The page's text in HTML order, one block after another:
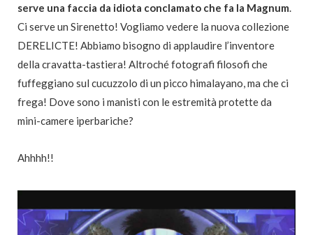
serve una faccia da idiota conclamato che fa la Magnum.
Ci serve un Sirenetto! Vogliamo vedere la nuova collezione
DERELICTE! Abbiamo bisogno di applaudire l’inventore
della cravatta-tastiera! Altroché fotografi filosofi che
fuffeggiano sul cucuzzolo di un picco himalayano, ma che ci
frega! Dove sono i manisti con le estremità protette da
mini-camere iperbariche?
Ahhhh!!